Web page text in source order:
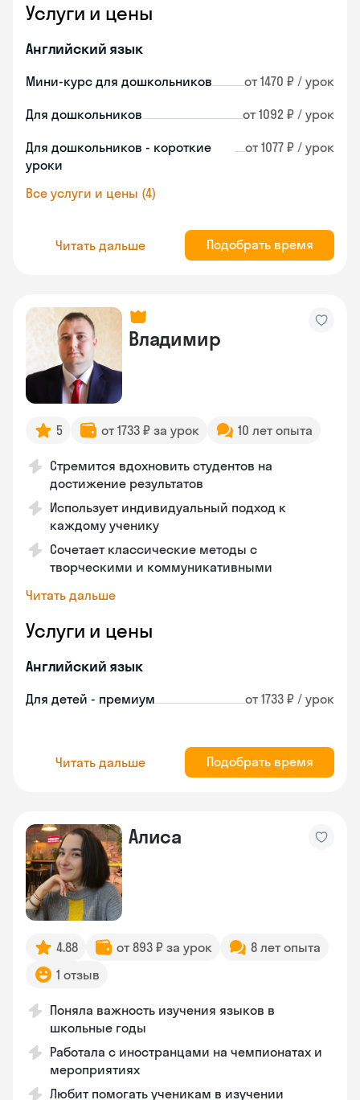
Услуги и цены
Английский язык
Мини-курс для дошкольников от 1470 ₽ / урок
Для дошкольников от 1092 ₽ / урок
Для дошкольников - короткие
уроки
от 1077 ₽ / урок
Все услуги и цены (4)
Читать дальше Подобрать время
Владимир
5 от 1733 ₽ за урок 10 лет опыта
Стремится вдохновить студентов на
достижение результатов
Использует индивидуальный подход к
каждому ученику
Сочетает классические методы с
творческими и коммуникативными
Читать дальше
Услуги и цены
Английский язык
Для детей - премиум от 1733 ₽ / урок
Читать дальше Подобрать время
Алиса
4.88 от 893 ₽ за урок
8 лет опыта
1 отзыв
Поняла важность изучения языков в
школьные годы
Работала с иностранцами на чемпионатах и
мероприятиях
Любит помогать ученикам в изучении